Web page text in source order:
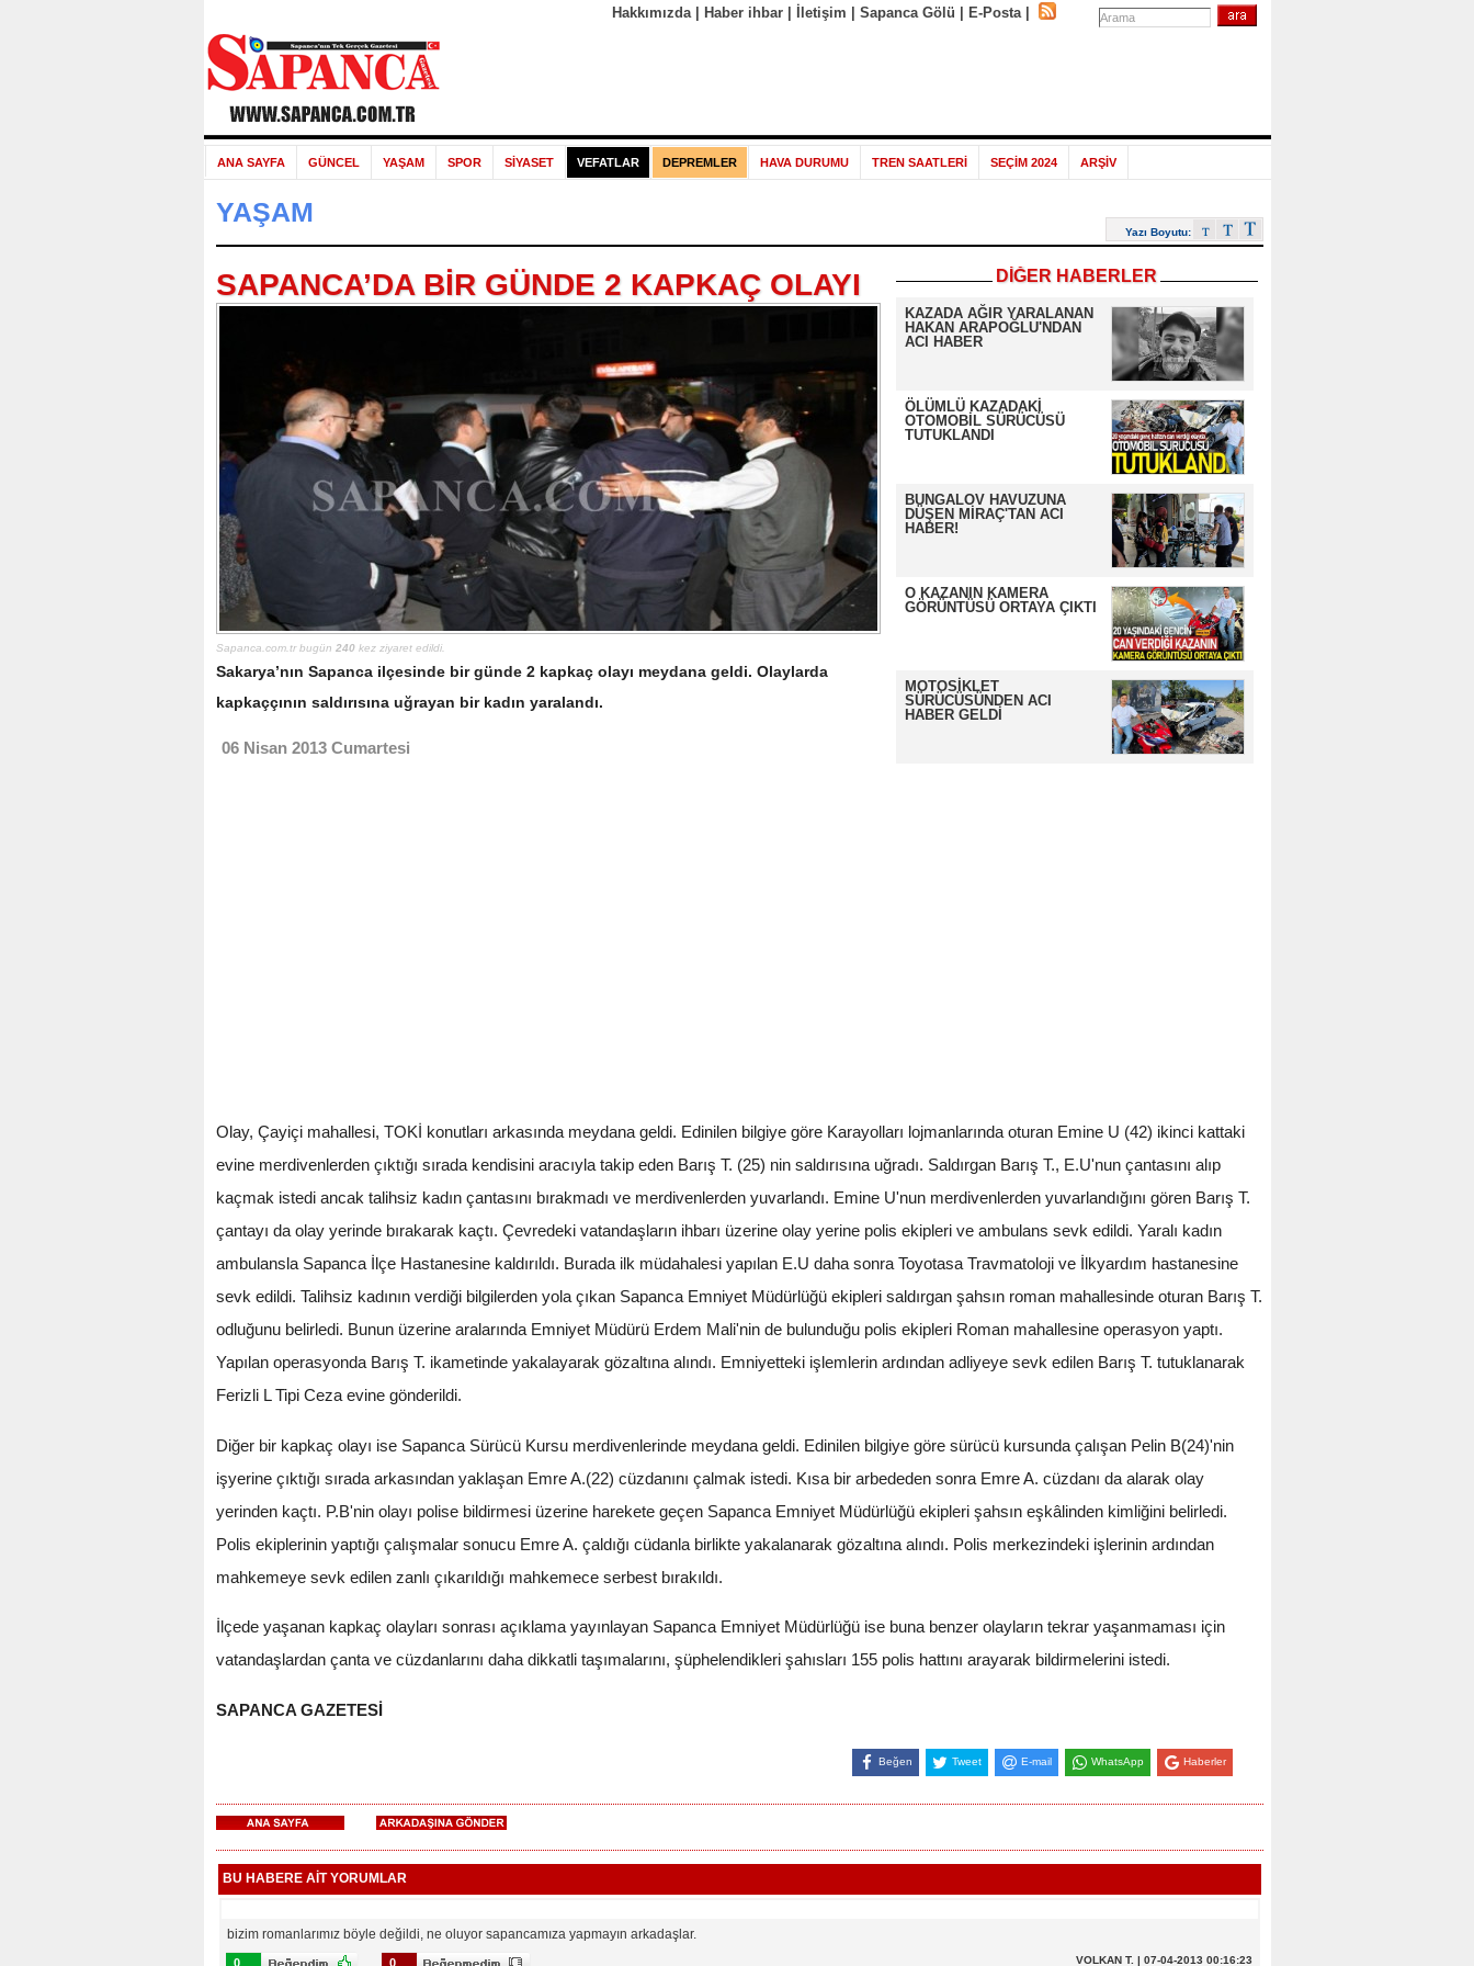
Hakkımızda| Haber ihbar| İletişim Sapanca Gölü E-Posta|
ANA SAYFA GÜNCEL YAŞAM SPOR SİYASET VEFATLAR DEPREMLER HAVA DURUMU TREN SAATLERİ SEÇİM 2024 ARŞİV
YAŞAM
Yazı Boyutu:
DİĞER HABERLER
KAZADA AĞIR YARALANAN
HAKAN ARAPOĞLU'NDAN
ACI HABER
ÖLÜMLÜ KAZADAKİ
OTOMOBİL SÜRÜCÜSÜ
TUTUKLANDI
BUNGALOV HAVUZUNA
DÜŞEN MİRAÇ'TAN ACI
HABER!
O KAZANIN KAMERA
GÖRÜNTÜSÜ ORTAYA ÇIKTI
MOTOSİKLET
SÜRÜCÜSÜNDEN ACI
HABER GELDİ
SAPANCA’DA BİR GÜNDE 2 KAPKAÇ OLAYI
Sapanca.com.tr bugün 240kez ziyaret edildi.
Sakarya’nın Sapanca ilçesinde bir günde 2 kapkaç olayı meydana geldi. Olaylarda
kapkaççının saldırısına uğrayan bir kadın yaralandı.
06 Nisan 2013 Cumartesi
Olay, Çayiçi mahallesi, TOKİ konutları arkasında meydana geldi. Edinilen bilgiye göre Karayolları lojmanlarında oturan Emine U (42) ikinci kattaki
evine merdivenlerden çıktığı sırada kendisini aracıyla takip eden Barış T. (25) nin saldırısına uğradı. Saldırgan Barış T., E.U'nun çantasını alıp
kaçmak istedi ancak talihsiz kadın çantasını bırakmadı ve merdivenlerden yuvarlandı. Emine U'nun merdivenlerden yuvarlandığını gören Barış T.
çantayı da olay yerinde bırakarak kaçtı. Çevredeki vatandaşların ihbarı üzerine olay yerine polis ekipleri ve ambulans sevk edildi. Yaralı kadın
ambulansla Sapanca İlçe Hastanesine kaldırıldı. Burada ilk müdahalesi yapılan E.U daha sonra Toyotasa Travmatoloji ve İlkyardım hastanesine
sevk edildi. Talihsiz kadının verdiği bilgilerden yola çıkan Sapanca Emniyet Müdürlüğü ekipleri saldırgan şahsın roman mahallesinde oturan Barış T.
odluğunu belirledi. Bunun üzerine aralarında Emniyet Müdürü Erdem Mali'nin de bulunduğu polis ekipleri Roman mahallesine operasyon yaptı.
Yapılan operasyonda Barış T. ikametinde yakalayarak gözaltına alındı. Emniyetteki işlemlerin ardından adliyeye sevk edilen Barış T. tutuklanarak
Ferizli L Tipi Ceza evine gönderildi.
Diğer bir kapkaç olayı ise Sapanca Sürücü Kursu merdivenlerinde meydana geldi. Edinilen bilgiye göre sürücü kursunda çalışan Pelin B(24)'nin
işyerine çıktığı sırada arkasından yaklaşan Emre A.(22) cüzdanını çalmak istedi. Kısa bir arbededen sonra Emre A. cüzdanı da alarak olay
yerinden kaçtı. P.B'nin olayı polise bildirmesi üzerine harekete geçen Sapanca Emniyet Müdürlüğü ekipleri şahsın eşkâlinden kimliğini belirledi.
Polis ekiplerinin yaptığı çalışmalar sonucu Emre A. çaldığı cüdanla birlikte yakalanarak gözaltına alındı. Polis merkezindeki işlerinin ardından
mahkemeye sevk edilen zanlı çıkarıldığı mahkemece serbest bırakıldı.
İlçede yaşanan kapkaç olayları sonrası açıklama yayınlayan Sapanca Emniyet Müdürlüğü ise buna benzer olayların tekrar yaşanmaması için
vatandaşlardan çanta ve cüzdanlarını daha dikkatli taşımalarını, şüphelendikleri şahısları 155 polis hattını arayarak bildirmelerini istedi.
SAPANCA GAZETESİ
Beğen Tweet E-mail WhatsApp Haberler
BU HABERE AİT YORUMLAR
bizim romanlarımız böyle değildi, ne oluyor sapancamıza yapmayın arkadaşlar.
0 0 VOLKAN T. | 07-04-2013 00:16:23